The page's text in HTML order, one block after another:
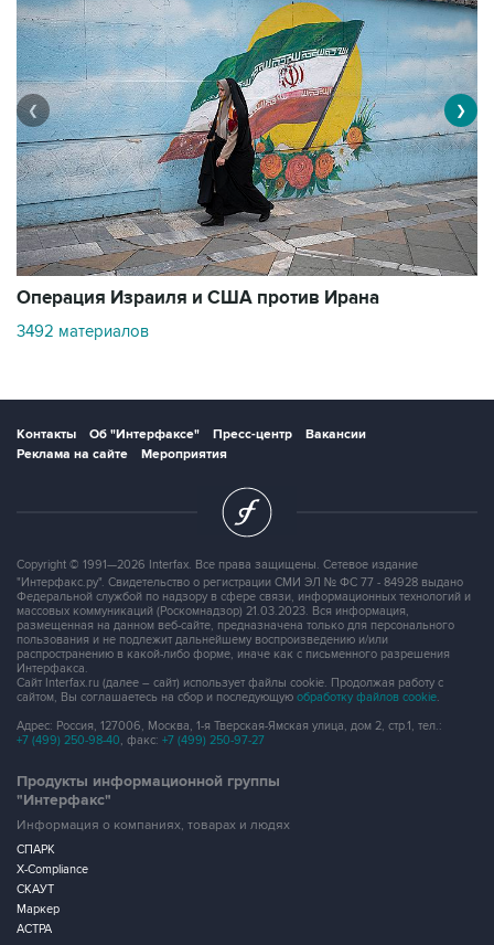
Операция Израиля и США против Ирана
3492 материалов
❮ ❯
Контакты Об "Интерфаксе" Пресс-центр
Вакансии
Реклама на сайте
Мероприятия
Copyright © 1991—2026 Interfax. Все права защищены. Сетевое издание
"Интерфакс.ру". Свидетельство о регистрации СМИ ЭЛ № ФС 77 - 84928 выдано
Федеральной службой по надзору в сфере связи, информационных технологий и
массовых коммуникаций (Роскомнадзор) 21.03.2023. Вся информация,
размещенная на данном веб-сайте, предназначена только для персонального
пользования и не подлежит дальнейшему воспроизведению и/или
распространению в какой-либо форме, иначе как с письменного разрешения
Интерфакса.
Сайт Interfax.ru (далее – сайт) использует файлы cookie. Продолжая работу с
сайтом, Вы соглашаетесь на сбор и последующую обработку файлов cookie
Адрес: Россия, 127006, Москва, 1-я Тверская-Ямская улица, дом 2, стр.1, тел.:
+7 (499) 250-98-40 , факс: +7 (499) 250-97-27
Продукты информационной группы
"Интерфакс"
Информация о компаниях, товарах и людях
СПАРК
X-Compliance
СКАУТ
Маркер
АСТРА